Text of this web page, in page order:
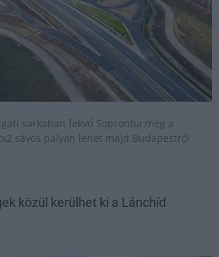
sarkában fekvő Sopronba még a
sávos pályán lehet majd Budapestről
közül kerülhet ki a Lánchíd